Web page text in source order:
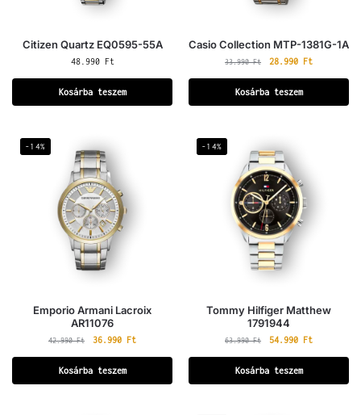
Citizen Quartz EQ0595-55A
48.990 Ft
Kosárba teszem
Casio Collection MTP-1381G-1A
33.990Ft 28.990 Ft
Kosárba teszem
-14%
Emporio Armani Lacroix
AR11076
42.990Ft 36.990 Ft
Kosárba teszem
-14%
Tommy Hilfiger Matthew
1791944
63.990Ft 54.990 Ft
Kosárba teszem